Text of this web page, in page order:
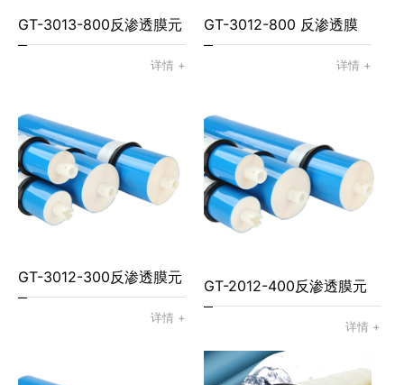
GT-3013-800反渗透膜元
详情 +
GT-3012-800 反渗透膜
详情 +
GT-3012-300反渗透膜元
详情 +
GT-2012-400反渗透膜元
详情 +